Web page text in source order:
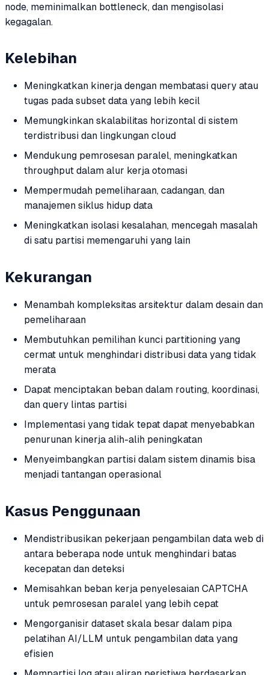
node, meminimalkan bottleneck, dan mengisolasi
kegagalan.
Kelebihan
Meningkatkan kinerja dengan membatasi query atau
tugas pada subset data yang lebih kecil
Memungkinkan skalabilitas horizontal di sistem
terdistribusi dan lingkungan cloud
Mendukung pemrosesan paralel, meningkatkan
throughput dalam alur kerja otomasi
Mempermudah pemeliharaan, cadangan, dan
manajemen siklus hidup data
Meningkatkan isolasi kesalahan, mencegah masalah
di satu partisi memengaruhi yang lain
Kekurangan
Menambah kompleksitas arsitektur dalam desain dan
pemeliharaan
Membutuhkan pemilihan kunci partitioning yang
cermat untuk menghindari distribusi data yang tidak
merata
Dapat menciptakan beban dalam routing, koordinasi,
dan query lintas partisi
Implementasi yang tidak tepat dapat menyebabkan
penurunan kinerja alih-alih peningkatan
Menyeimbangkan partisi dalam sistem dinamis bisa
menjadi tantangan operasional
Kasus Penggunaan
Mendistribusikan pekerjaan pengambilan data web di
antara beberapa node untuk menghindari batas
kecepatan dan deteksi
Memisahkan beban kerja penyelesaian CAPTCHA
untuk pemrosesan paralel yang lebih cepat
Mengorganisir dataset skala besar dalam pipa
pelatihan AI/LLM untuk pengambilan data yang
efisien